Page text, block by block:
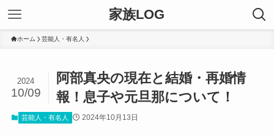
家族LOG
ホーム 芸能人・有名人
阿部真央の現在と結婚・再婚情
報！息子や元旦那について！
2024
10/09
芸能人・有名人 2024年10月13日